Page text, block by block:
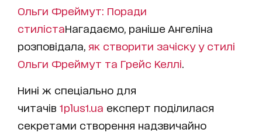
Ольги Фреймут: Поради
стилістаНагадаємо, раніше Ангеліна
розповідала, як створити зачіску у стилі
Ольги Фреймут та Грейс Келлі
Нині ж спеціально для
читачів 1plus1.ua експерт поділилася
секретами створення надзвичайно